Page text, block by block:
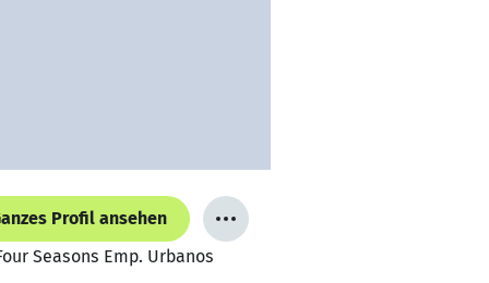
Profil ansehen
Seasons Emp. Urbanos